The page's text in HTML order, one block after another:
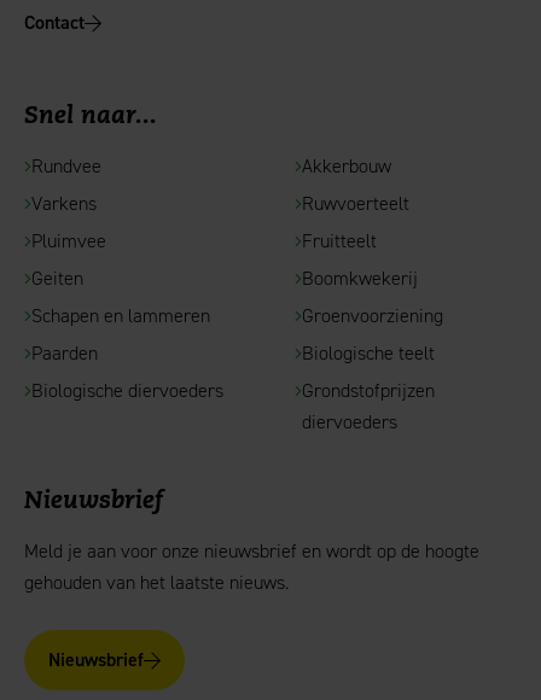
Contact
Snel naar...
Rundvee
Varkens
Pluimvee
Geiten
Schapen en lammeren
Paarden
Biologische diervoeders
Akkerbouw
Ruwvoerteelt
Fruitteelt
Boomkwekerij
Groenvoorziening
Biologische teelt
Grondstofprijzen
diervoeders
Nieuwsbrief
Meld je aan voor onze nieuwsbrief en wordt op de hoogte
gehouden van het laatste nieuws.
Nieuwsbrief